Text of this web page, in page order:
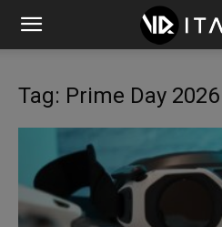
Tag: Prime Day 2026